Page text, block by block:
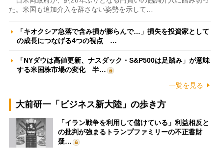
た。米国も追加介入を辞さない姿勢を示して…
「キオクシア急落で含み損が膨らんで…」損失を投資家として
の成長につなげる4つの視点 …
「NYダウは高値更新、ナスダック・S&P500は足踏み」が意味
する米国株市場の変化 半…
一覧を見る
大前研一「ビジネス新大陸」の歩き方
「イラン戦争を利用して儲けている」利益相反と
の批判が強まるトランプファミリーの不正蓄財
疑…